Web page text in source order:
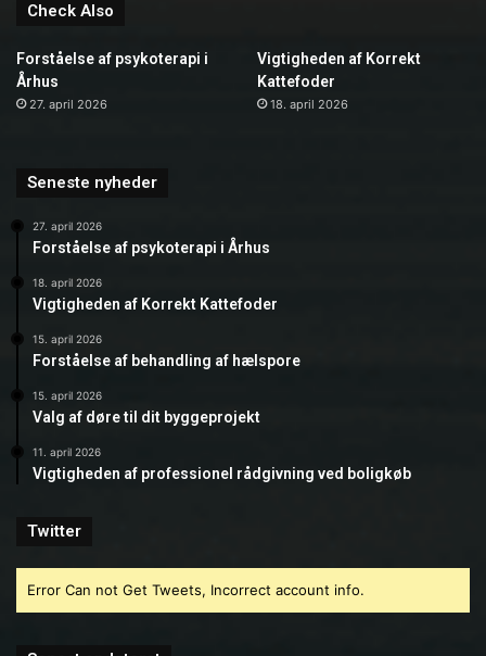
Check Also
Forståelse af psykoterapi i
Århus
27. april 2026
Vigtigheden af Korrekt
Kattefoder
18. april 2026
Seneste nyheder
27. april 2026
Forståelse af psykoterapi i Århus
18. april 2026
Vigtigheden af Korrekt Kattefoder
15. april 2026
Forståelse af behandling af hælspore
15. april 2026
Valg af døre til dit byggeprojekt
11. april 2026
Vigtigheden af professionel rådgivning ved boligkøb
Twitter
Error Can not Get Tweets, Incorrect account info.